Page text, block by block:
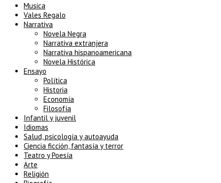
Musica
Vales Regalo
Narrativa
Novela Negra
Narrativa extranjera
Narrativa hispanoamericana
Novela Histórica
Ensayo
Política
Historia
Economía
Filosofía
Infantil y juvenil
Idiomas
Salud, psicología y autoayuda
Ciencia ficción, fantasía y terror
Teatro y Poesía
Arte
Religión